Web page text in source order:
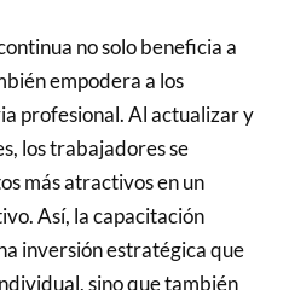
no solo beneficia a
empodera a los
profesional. Al actualizar y
los trabajadores se
más atractivos en un
Así, la capacitación
inversión estratégica que
sino que también